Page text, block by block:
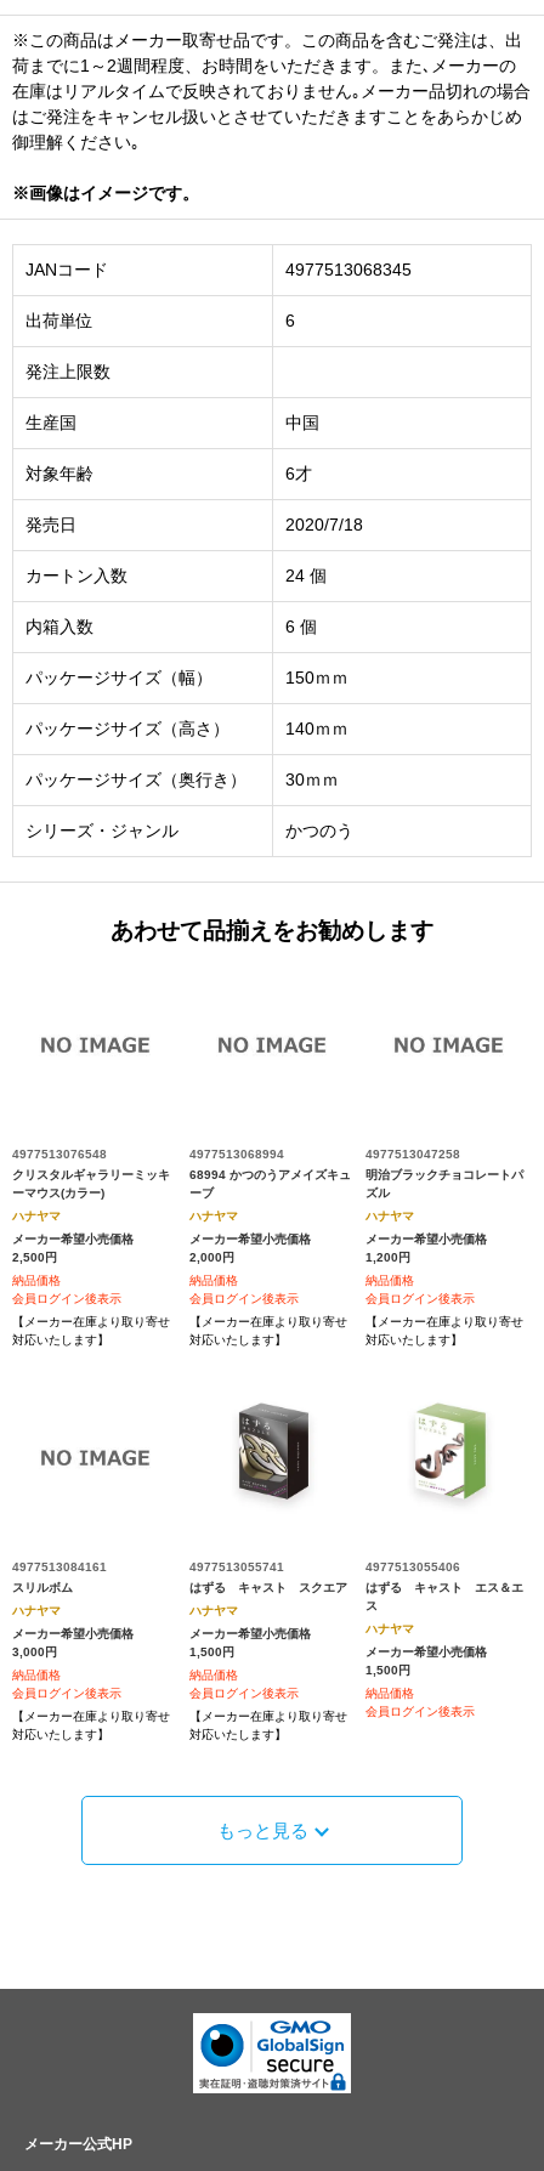
※この商品はメーカー取寄せ品です。この商品を含むご発注は、出
荷までに1～2週間程度、お時間をいただきます。また､メーカーの
在庫はリアルタイムで反映されておりません｡メーカー品切れの場合
はご発注をキャンセル扱いとさせていただきますことをあらかじめ
御理解ください｡
※画像はイメージです。
JANコード 4977513068345
出荷単位 6
発注上限数
生産国 中国
対象年齢 6才
発売日 2020/7/18
カートン入数 24 個
内箱入数 6 個
パッケージサイズ（幅） 150ｍｍ
パッケージサイズ（高さ） 140ｍｍ
パッケージサイズ（奥行き） 30ｍｍ
シリーズ・ジャンル かつのう
あわせて品揃えをお勧めします
4977513076548
クリスタルギャラリーミッキ
ーマウス(カラー)
ハナヤマ
メーカー希望小売価格
2,500円
納品価格
会員ログイン後表示
【メーカー在庫より取り寄せ
対応いたします】
4977513068994
68994 かつのうアメイズキュ
ーブ
ハナヤマ
メーカー希望小売価格
2,000円
納品価格
会員ログイン後表示
【メーカー在庫より取り寄せ
対応いたします】
4977513047258
明治ブラックチョコレートパ
ズル
ハナヤマ
メーカー希望小売価格
1,200円
納品価格
会員ログイン後表示
【メーカー在庫より取り寄せ
対応いたします】
4977513084161
スリルボム
ハナヤマ
メーカー希望小売価格
3,000円
納品価格
会員ログイン後表示
【メーカー在庫より取り寄せ
対応いたします】
4977513055741
はずる キャスト スクエア
ハナヤマ
メーカー希望小売価格
1,500円
納品価格
会員ログイン後表示
【メーカー在庫より取り寄せ
対応いたします】
4977513055406
はずる キャスト エス＆エ
ス
ハナヤマ
メーカー希望小売価格
1,500円
納品価格
会員ログイン後表示
もっと見る
メーカー公式HP